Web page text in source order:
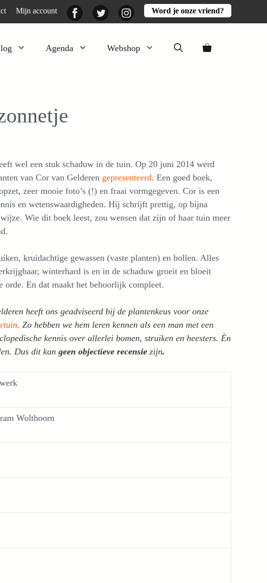
Mijn account FacebookTwitter InstagramWord je onze vriend?
Agenda Webshop
wel een stuk schaduw in de tuin. Op 20 juni 2014 werd
van Cor van Gelderen gepresenteerd. Een goed boek,
zeer mooie foto’s (!) en fraai vormgegeven. Cor is een
en wetenswaardigheden. Hij schrijft prettig, op bijna
Wie dit boek leest, zou wensen dat zijn of haar tuin meer
kruidachtige gewassen (vaste planten) en bollen. Alles
winterhard is en in de schaduw groeit en bloeit
orde. En dat maakt het behoorlijk compleet.
heeft ons geadviseerd bij de plantenkeus voor onze
. Zo hebben we hem leren kennen als een man met een
kennis over allerlei bomen, struiken en heesters. Èn
Dus dit kan geen objectieve recensie zijn.
Wolthoorn
002 0